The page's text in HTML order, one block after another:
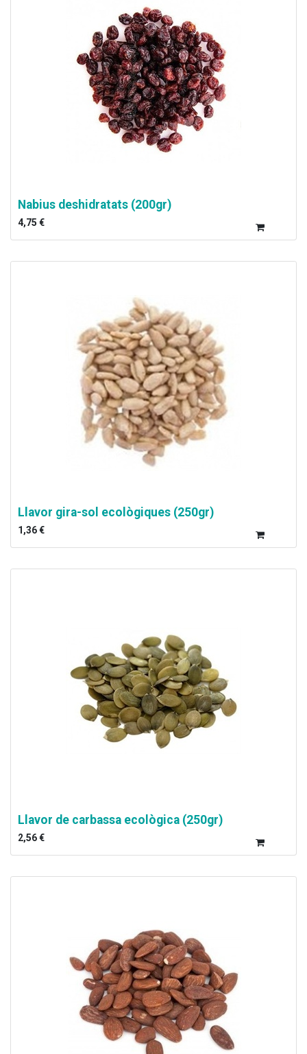
Nabius deshidratats (200gr)
4,75 €
Llavor gira-sol ecològiques (250gr)
1,36€
Llavor de carbassa ecològica (250gr)
2,56€